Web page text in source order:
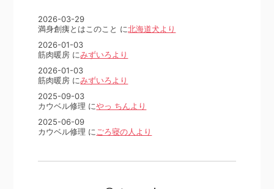
2026-03-29
満身創痍とはこのこと に北海道犬より
2026-01-03
筋肉暖房 にみずいろより
2026-01-03
筋肉暖房 にみずいろより
2025-09-03
カウベル修理 にやっ ちんより
2025-06-09
カウベル修理 に ごろ寝の人より